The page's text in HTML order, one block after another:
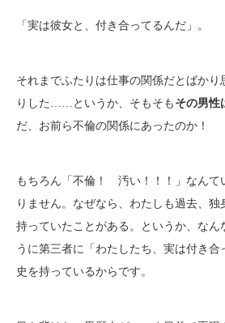
「実は彼女と、付き合ってるんだ」。
それまでふたりは仕事の関係だとばかり
りした……というか、そもそも その男性
だ、お前ら不倫の関係にあったのか！
もちろん「不倫！ 汚い！！！」なんて
りません。なぜなら、わたしも過去、
持っていたことがある。というか、なん
うに第三者に「わたしたち、実は付き
史を持っているからです。